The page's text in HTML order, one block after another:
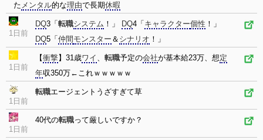
た メンタル的な理由で長期休暇
1日前
DQ3「 転職システム ！」 DQ4「 キャラクター個性 ！」
DQ5「 仲間 モンスター ＆ シナリオ ！」
1日前
【衝撃】31歳ワイ 、 転職予定の会社が基本給23万、想定
年収350万←これｗｗｗｗｗ
1日前
転職エージェントうざすぎて草
1日前
40代の転職って厳しいですか？